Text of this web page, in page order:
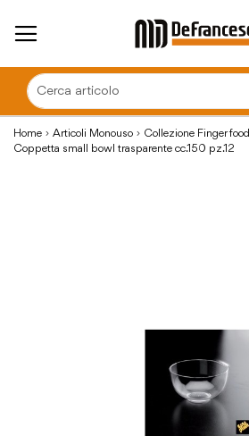
Home Articoli Monouso Collezione Finger food
Coppetta small bowl trasparente cc.150 pz.12